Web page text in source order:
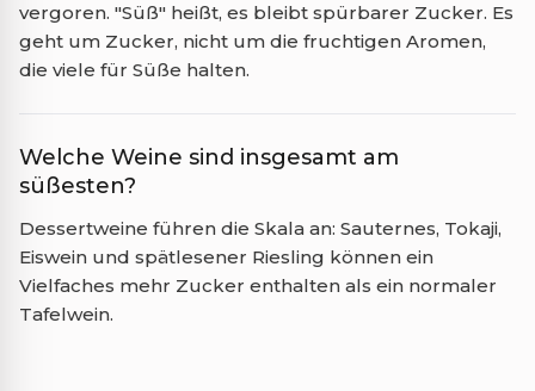
vergoren. "Süß" heißt, es bleibt spürbarer Zucker. Es
geht um Zucker, nicht um die fruchtigen Aromen,
die viele für Süße halten.
Welche Weine sind insgesamt am
süßesten?
Dessertweine führen die Skala an: Sauternes, Tokaji,
Eiswein und spätlesener Riesling können ein
Vielfaches mehr Zucker enthalten als ein normaler
Tafelwein.